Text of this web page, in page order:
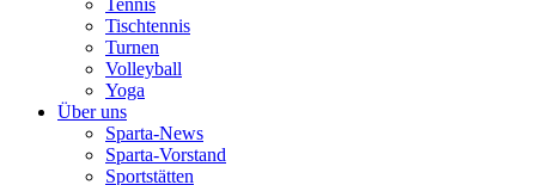
Tennis
Tischtennis
Turnen
Volleyball
Yoga
Über uns
Sparta-News
Sparta-Vorstand
Sportstätten